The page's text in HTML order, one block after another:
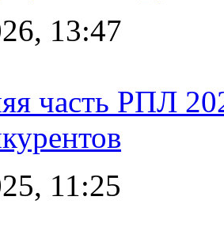
13:47
часть РПЛ
11:25